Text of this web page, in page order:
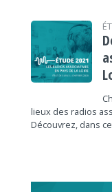
lieux des radios
Découvrez, dans